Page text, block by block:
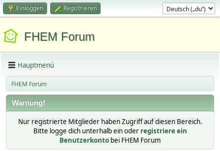
Einloggen Registrieren
FHEM Forum
Hauptmenü
FHEM Forum
Warnung!
Nur registrierte Mitglieder haben Zugriff auf diesen Bereich.
Bitte logge dich unterhalb ein oder registriere ein
Benutzerkonto bei FHEM Forum